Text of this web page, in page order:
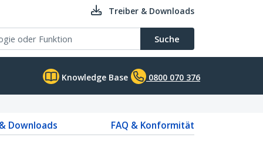
Treiber & Downloads
Suche
Knowledge Base 0800 070 376
Downloads FAQ & Konformität